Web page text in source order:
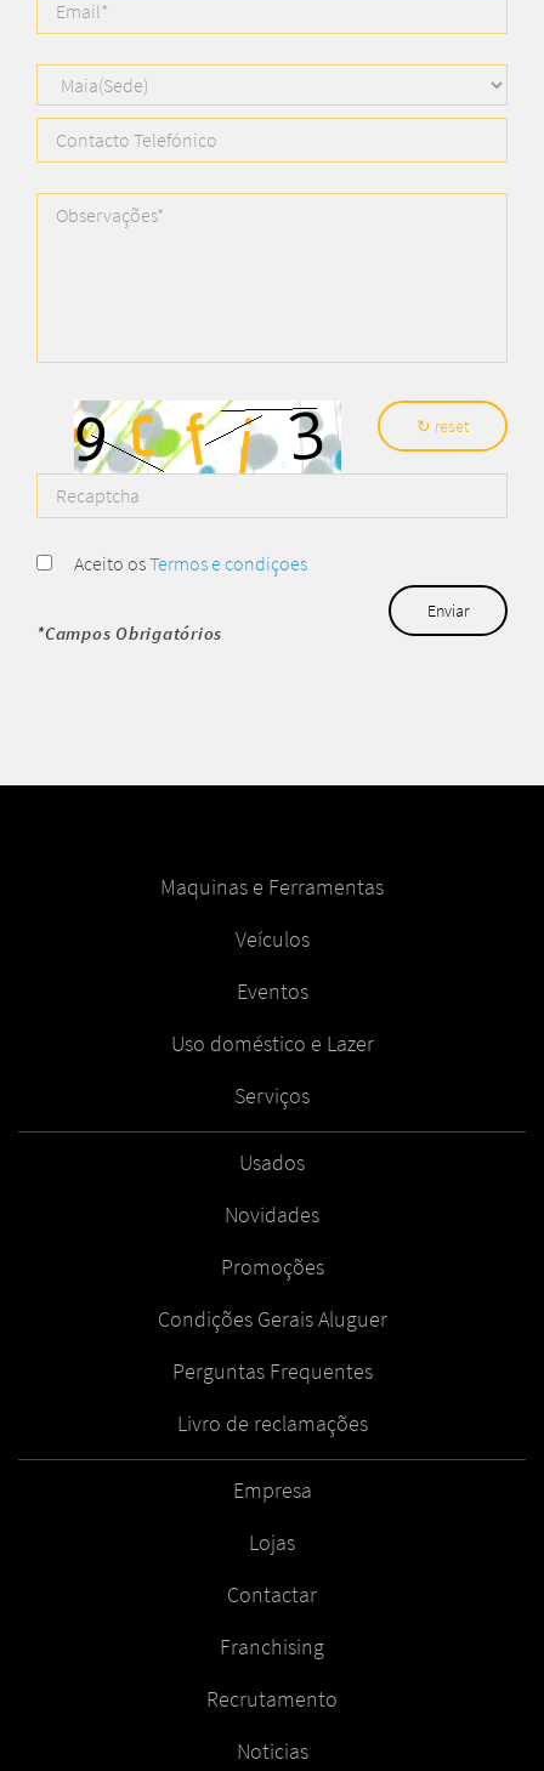
↻ reset
Aceito osTermos e condiçoes
Enviar
*Campos Obrigatórios
Maquinas e Ferramentas
Veículos
Eventos
Uso doméstico e Lazer
Serviços
Usados
Novidades
Promoções
Condições Gerais Aluguer
Perguntas Frequentes
Livro de reclamações
Empresa
Lojas
Contactar
Franchising
Recrutamento
Noticias